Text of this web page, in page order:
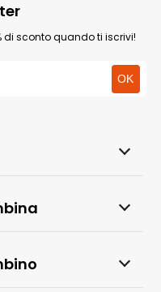
di sconto quando ti iscrivi!